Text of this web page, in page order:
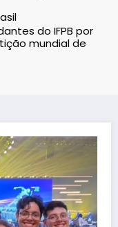
do IFPB por
mundial de